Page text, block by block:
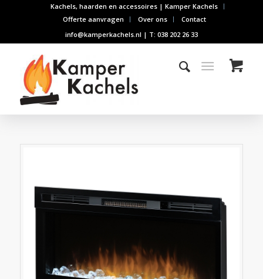
Kachels, haarden en accessoires | Kamper Kachels
Offerte aanvragen
Over ons
Contact
info@kamperkachels.nl | T: 038 202 26 33